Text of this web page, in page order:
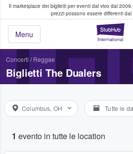
Il marketplace dei biglietti per eventi dal vivo dal 2009.
prezzi possono essere differenti
Menu
fan comprano e
Concerti / Reggae
Biglietti The Dualers
Columbus, OH Tutte le
1 evento in tutte le location